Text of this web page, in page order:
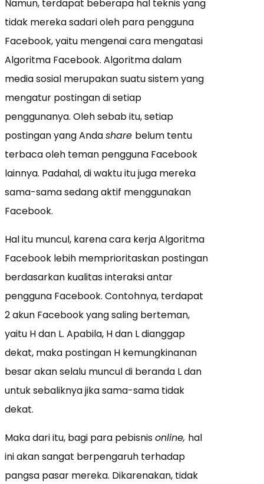
Namun, terdapat beberapa hal teknis yang
tidak mereka sadari oleh para pengguna
Facebook, yaitu mengenai cara mengatasi
Algoritma Facebook. Algoritma dalam
media sosial merupakan suatu sistem yang
mengatur postingan di setiap
penggunanya. Oleh sebab itu, setiap
postingan yang Andashare belum tentu
terbaca oleh teman pengguna Facebook
lainnya. Padahal, di waktu itu juga mereka
sama-sama sedang aktif menggunakan
Facebook.
Hal itu muncul, karena cara kerja Algoritma
Facebook lebih memprioritaskan postingan
berdasarkan kualitas interaksi antar
pengguna Facebook. Contohnya, terdapat
2 akun Facebook yang saling berteman,
yaitu H dan L. Apabila, H dan L dianggap
dekat, maka postingan H kemungkinanan
besar akan selalu muncul di beranda L dan
untuk sebaliknya jika sama-sama tidak
dekat.
Maka dari itu, bagi para pebisnisonline, hal
ini akan sangat berpengaruh terhadap
pangsa pasar mereka. Dikarenakan, tidak